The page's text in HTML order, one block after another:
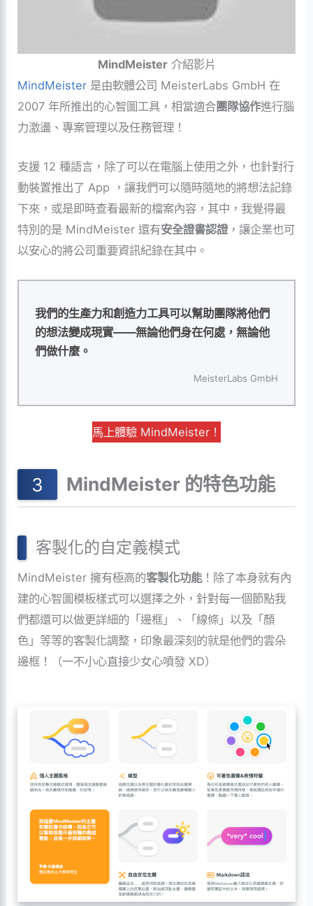
MindMeister介紹影片
MindMeister 是由軟體公司 MeisterLabs GmbH 在
2007 年所推出的心智圖工具，相當適合團隊協作進行腦
力激盪、專案管理以及任務管理！
支援 12 種語言，除了可以在電腦上使用之外，也針對行
動裝置推出了 App ，讓我們可以隨時隨地的將想法記錄
下來，或是即時查看最新的檔案內容，其中，我覺得最
特別的是 MindMeister 還有安全證書認證，讓企業也可
以安心的將公司重要資訊紀錄在其中。
我們的生產力和創造力工具可以幫助團隊將他們
的想法變成現實——無論他們身在何處，無論他
們做什麼。
MeisterLabs GmbH
馬上體驗 MindMeister！
MindMeister 的特色功能
客製化的自定義模式
MindMeister 擁有極高的客製化功能！除了本身就有內
建的心智圖模板樣式可以選擇之外，針對每一個節點我
們都還可以做更詳細的「邊框」、「線條」以及「顏
色」等等的客製化調整，印象最深刻的就是他們的雲朵
邊框！（一不小心直接少女心噴發 XD）